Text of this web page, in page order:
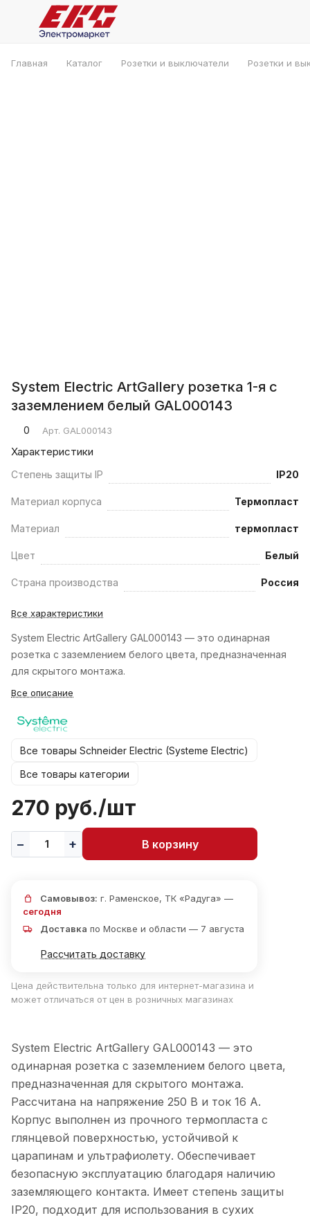
Главная Каталог Розетки и выключатели Розетки и
System Electric ArtGallery розетка 1-я с
заземлением белый GAL000143
0 Арт. GAL000143
Характеристики
Степень защиты IP IP20
Материал корпуса Термопласт
Материал термопласт
Цвет Белый
Страна производства Россия
Все характеристики
System Electric ArtGallery GAL000143 — это одинарная
розетка с заземлением белого цвета, предназначенная
для скрытого монтажа.
Все описание
Все товары Schneider Electric (Systeme Electric)
Все товары категории
270 руб./шт
В корзину
Самовывоз: г. Раменское, ТК «Радуга» —
сегодня
Доставка по Москве и области — 7 августа
Рассчитать доставку
Цена действительна только для интернет-магазина и
может отличаться от цен в розничных магазинах
System Electric ArtGallery GAL000143 — это
одинарная розетка с заземлением белого цвета,
предназначенная для скрытого монтажа.
Рассчитана на напряжение 250 В и ток 16 А.
Корпус выполнен из прочного термопласта с
глянцевой поверхностью, устойчивой к
царапинам и ультрафиолету. Обеспечивает
безопасную эксплуатацию благодаря наличию
заземляющего контакта. Имеет степень защиты
IP20, подходит для использования в сухих